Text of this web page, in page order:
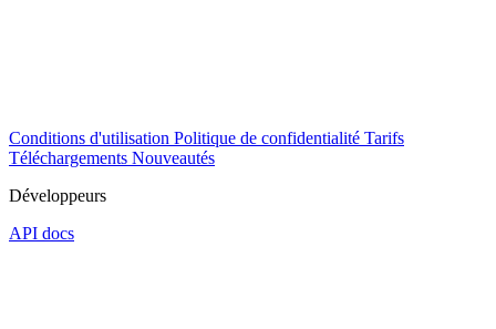
Conditions d'utilisation Politique de confidentialité Tarifs
Téléchargements Nouveautés
Développeurs
API docs